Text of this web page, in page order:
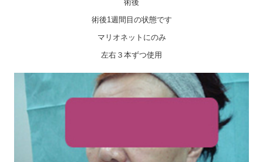
術後
術後1週間目の状態です
マリオネットにのみ
左右３本ずつ使用